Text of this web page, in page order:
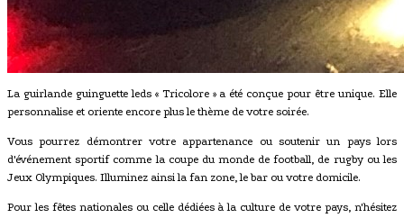
La guirlande guinguette leds « Tricolore » a été conçue pour être unique. Elle
personnalise et oriente encore plus le thème de votre soirée.
Vous pourrez démontrer votre appartenance ou soutenir un pays lors
d'événement sportif comme la coupe du monde de football, de rugby ou les
Jeux Olympiques. Illuminez ainsi la fan zone, le bar ou votre domicile.
Pour les fêtes nationales ou celle dédiées à la culture de votre pays, n'hésitez